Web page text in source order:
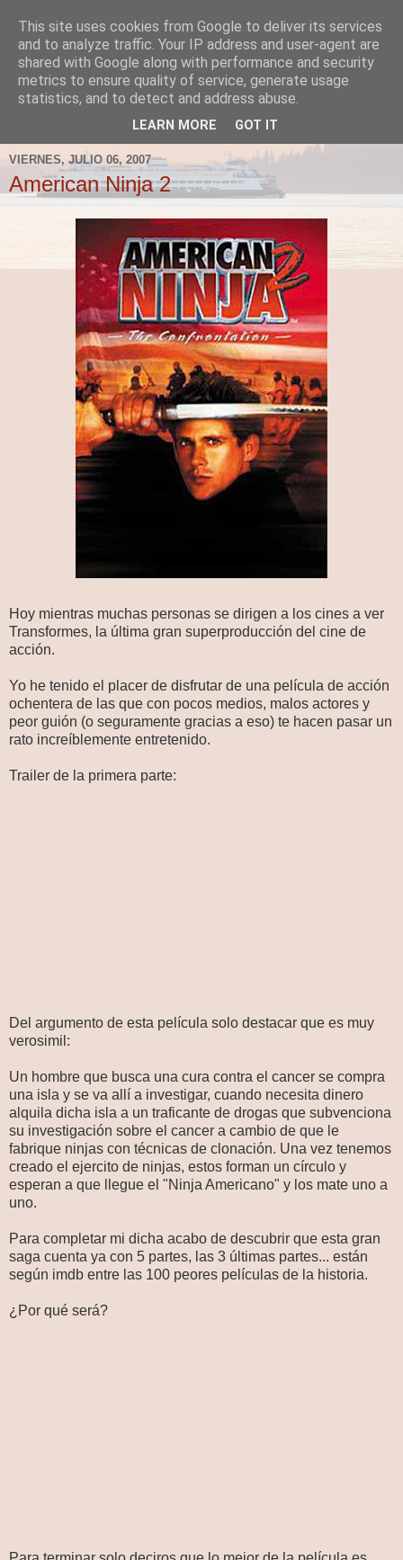
Fergus el Destructor
Blog sobre lo que le apetece escribir a Fergus, en el caso
de que le apetezca escribir.
VIERNES, JULIO 06, 2007
American Ninja 2
Hoy mientras muchas personas se dirigen a los cines a ver
Transformes, la última gran superproducción del cine de
acción.
Yo he tenido el placer de disfrutar de una película de acción
ochentera de las que con pocos medios, malos actores y
peor guión (o seguramente gracias a eso) te hacen pasar un
rato increíblemente entretenido.
Trailer de la primera parte:
Del argumento de esta película solo destacar que es muy
verosimil:
Un hombre que busca una cura contra el cancer se compra
una isla y se va allí a investigar, cuando necesita dinero
alquila dicha isla a un traficante de drogas que subvenciona
su investigación sobre el cancer a cambio de que le
fabrique ninjas con técnicas de clonación. Una vez tenemos
creado el ejercito de ninjas, estos forman un círculo y
esperan a que llegue el "Ninja Americano" y los mate uno a
uno.
Para completar mi dicha acabo de descubrir que esta gran
saga cuenta ya con 5 partes, las 3 últimas partes... están
según imdb entre las 100 peores películas de la historia.
¿Por qué será?
This site uses cookies from Google to deliver its services
and to analyze traffic. Your IP address and user-agent are
shared with Google along with performance and security
metrics to ensure quality of service, generate usage
statistics, and to detect and address abuse.
LEARN MORE GOT IT